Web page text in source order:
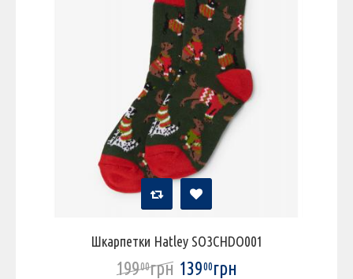
Шкарпетки Hatley SO3CHDO001
19900грн 13900грн